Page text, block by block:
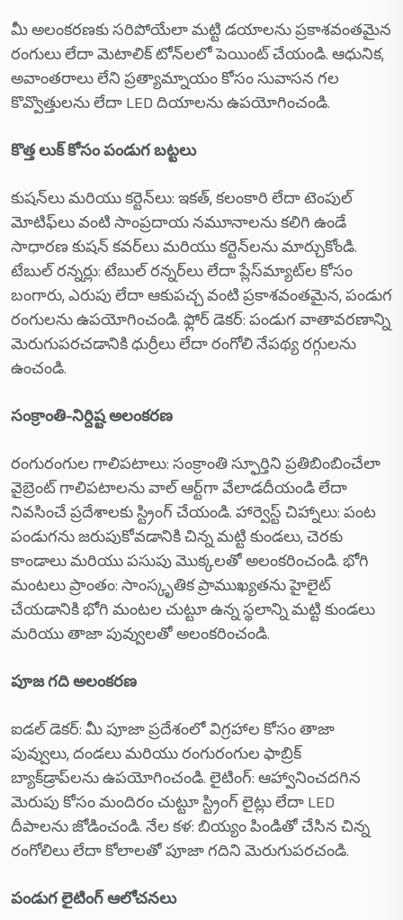
మీ అలంకరణకు సరిపోయేలా మట్టి డయాలను ప్రకాశవంతమైన
రంగులు లేదా మెటాలిక్ టోన్‌లలో పెయింట్ చేయండి. ఆధునిక,
అవాంతరాలు లేని ప్రత్యామ్నాయం కోసం సువాసన గల
కొవ్వొత్తులను లేదా LED దియాలను ఉపయోగించండి.
కొత్త లుక్ కోసం పండుగ బట్టలు
కుషన్‌లు మరియు కర్టెన్‌లు: ఇకత్, కలంకారి లేదా టెంపుల్
మోటిఫ్‌లు వంటి సాంప్రదాయ నమూనాలను కలిగి ఉండే
సాధారణ కుషన్ కవర్‌లు మరియు కర్టెన్‌లను మార్చుకోండి.
టేబుల్ రన్నర్లు: టేబుల్ రన్నర్‌లు లేదా ప్లేస్‌మ్యాట్‌ల కోసం
బంగారు, ఎరుపు లేదా ఆకుపచ్చ వంటి ప్రకాశవంతమైన, పండుగ
రంగులను ఉపయోగించండి. ఫ్లోర్ డెకర్: పండుగ వాతావరణాన్ని
మెరుగుపరచడానికి ధుర్రీలు లేదా రంగోలి నేపథ్య రగ్గులను
ఉంచండి.
సంక్రాంతి-నిర్దిష్ట అలంకరణ
రంగురంగుల గాలిపటాలు: సంక్రాంతి స్ఫూర్తిని ప్రతిబింబించేలా
వైబ్రెంట్ గాలిపటాలను వాల్ ఆర్ట్‌గా వేలాడదీయండి లేదా
నివసించే ప్రదేశాలకు స్ట్రింగ్ చేయండి. హార్వెస్ట్ చిహ్నాలు: పంట
పండుగను జరుపుకోవడానికి చిన్న మట్టి కుండలు, చెరకు
కాండాలు మరియు పసుపు మొక్కలతో అలంకరించండి. భోగి
మంటలు ప్రాంతం: సాంస్కృతిక ప్రాముఖ్యతను హైలైట్
చేయడానికి భోగి మంటల చుట్టూ ఉన్న స్థలాన్ని మట్టి కుండలు
మరియు తాజా పువ్వులతో అలంకరించండి.
పూజ గది అలంకరణ
ఐడల్ డెకర్: మీ పూజా ప్రదేశంలో విగ్రహాల కోసం తాజా
పువ్వులు, దండలు మరియు రంగురంగుల ఫాబ్రిక్
బ్యాక్‌డ్రాప్‌లను ఉపయోగించండి. లైటింగ్: ఆహ్వానించదగిన
మెరుపు కోసం మందిరం చుట్టూ స్ట్రింగ్ లైట్లు లేదా LED
దీపాలను జోడించండి. నేల కళ: బియ్యం పిండితో చేసిన చిన్న
రంగోలిలు లేదా కోలాలతో పూజా గదిని మెరుగుపరచండి.
పండుగ లైటింగ్ ఆలోచనలు